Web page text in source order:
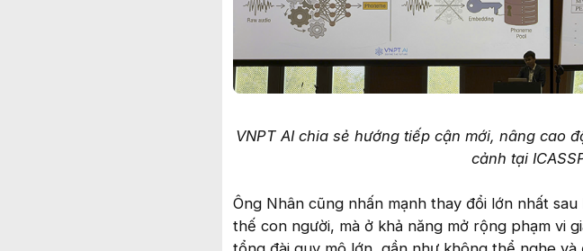
VNPT AI chia sẻ hướng tiếp cận mới, nâng cao
cảnh tại
Ông Nhân cũng nhấn mạnh thay đổi lớn nhất
thế con người, mà ở khả năng mở rộng phạm vi